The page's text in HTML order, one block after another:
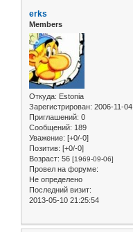
erks
Members
Откуда: Estonia
Зарегистрирован: 2006-11-04
Приглашений: 0
Сообщений: 189
Уважение: [+0/-0]
Позитив: [+0/-0]
Возраст: 56 [1969-09-06]
Провел на форуме:
Не определено
Последний визит:
2013-05-10 21:25:54